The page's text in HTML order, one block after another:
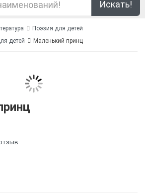
Искать!
Поэзия для детей
детей
Маленький принц